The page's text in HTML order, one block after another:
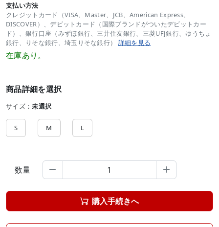
支払い方法
クレジットカード（VISA、Master、JCB、American Express、
DISCOVER）、デビットカード（国際ブランドがついたデビットカー
ド）、銀行口座（みずほ銀行、三井住友銀行、三菱UFJ銀行、ゆうちょ
銀行、りそな銀行、埼玉りそな銀行） 詳細を見る
在庫あり。
商品詳細を選択
サイズ：未選択
S M L
数量  
 購入手続きへ